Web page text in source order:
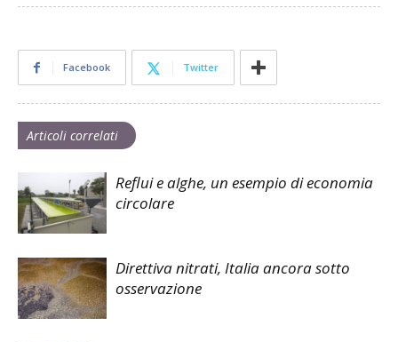
Facebook Twitter
Articoli correlati
Reflui e alghe, un esempio di economia
circolare
Direttiva nitrati, Italia ancora sotto
osservazione